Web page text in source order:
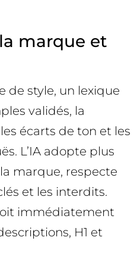
marque et
de style, un lexique
validés, la
écarts de ton et les
L’IA adopte plus
marque, respecte
et les interdits.
immédiatement
H1 et